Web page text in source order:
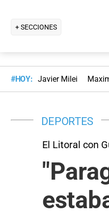
+ SECCIONES
#HOY: Javier Milei
DEPORTES
El Litoral con